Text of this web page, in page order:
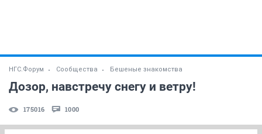
НГС.Форум Сообщества Бешеные знакомства
Дозор, навстречу снегу и ветру!
175016 1000